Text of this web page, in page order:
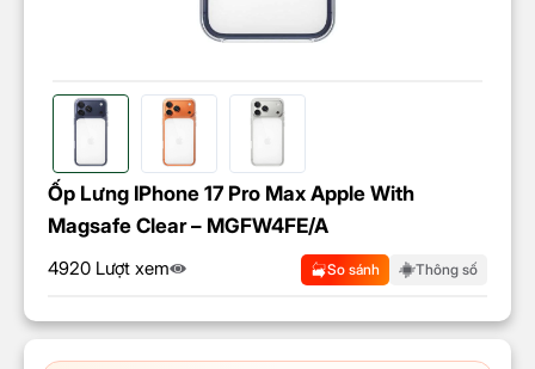
Ốp Lưng IPhone 17 Pro Max Apple With
Magsafe Clear – MGFW4FE/A
4920 Lượt xem So sánh Thông số